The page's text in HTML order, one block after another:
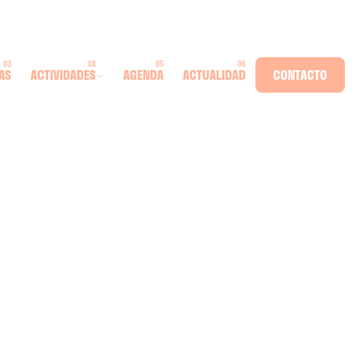
ACTIVIDADES AGENDA ACTUALIDAD CONTACTO